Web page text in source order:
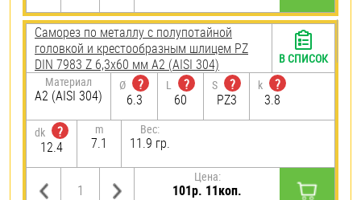
Саморез по металлу с полупотайной
головкой и крестообразным шлицем PZ
DIN 7983 Z 6,3х60 мм А2 (AISI 304)
Материал
А2 (AISI 304)
Ø
?
6.3
L
?
60
S
?
PZ3
k
?
3.8
dk
?
12.4
m
7.1
Вес:
11.9 гр.
Цена:
101р. 11коп.
В СПИСОК